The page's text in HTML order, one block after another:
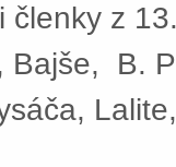
členky z
Bajše, B.